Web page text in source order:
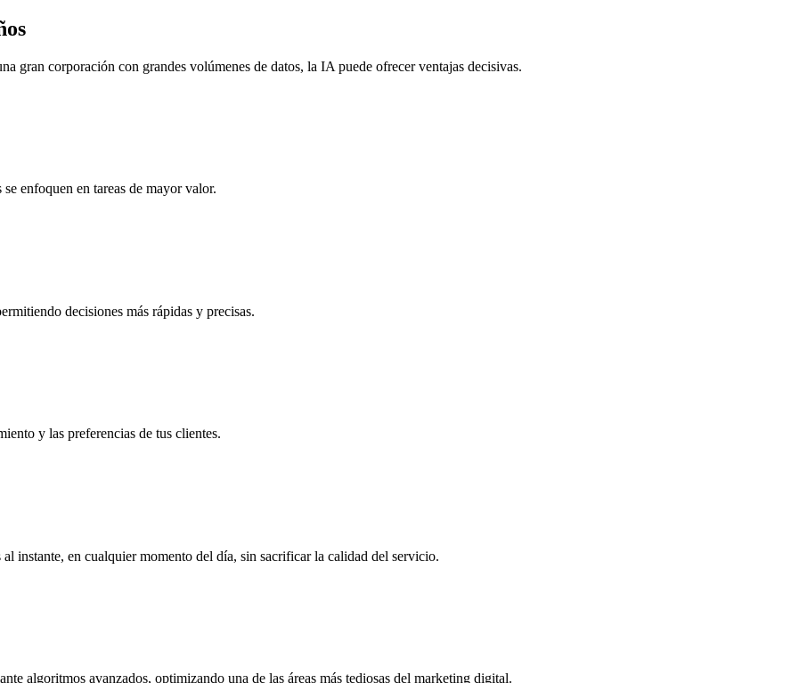
gran corporación con grandes volúmenes de datos, la IA puede ofrecer ventajas decisivas.
enfoquen en tareas de mayor valor.
decisiones más rápidas y precisas.
y las preferencias de tus clientes.
instante, en cualquier momento del día, sin sacrificar la calidad del servicio.
algoritmos avanzados, optimizando una de las áreas más tediosas del marketing digital.